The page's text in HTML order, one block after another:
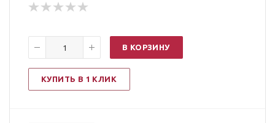
В КОРЗИНУ
КУПИТЬ В 1 КЛИК